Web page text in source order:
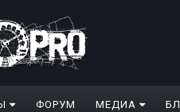
ФОРУМ МЕДИА